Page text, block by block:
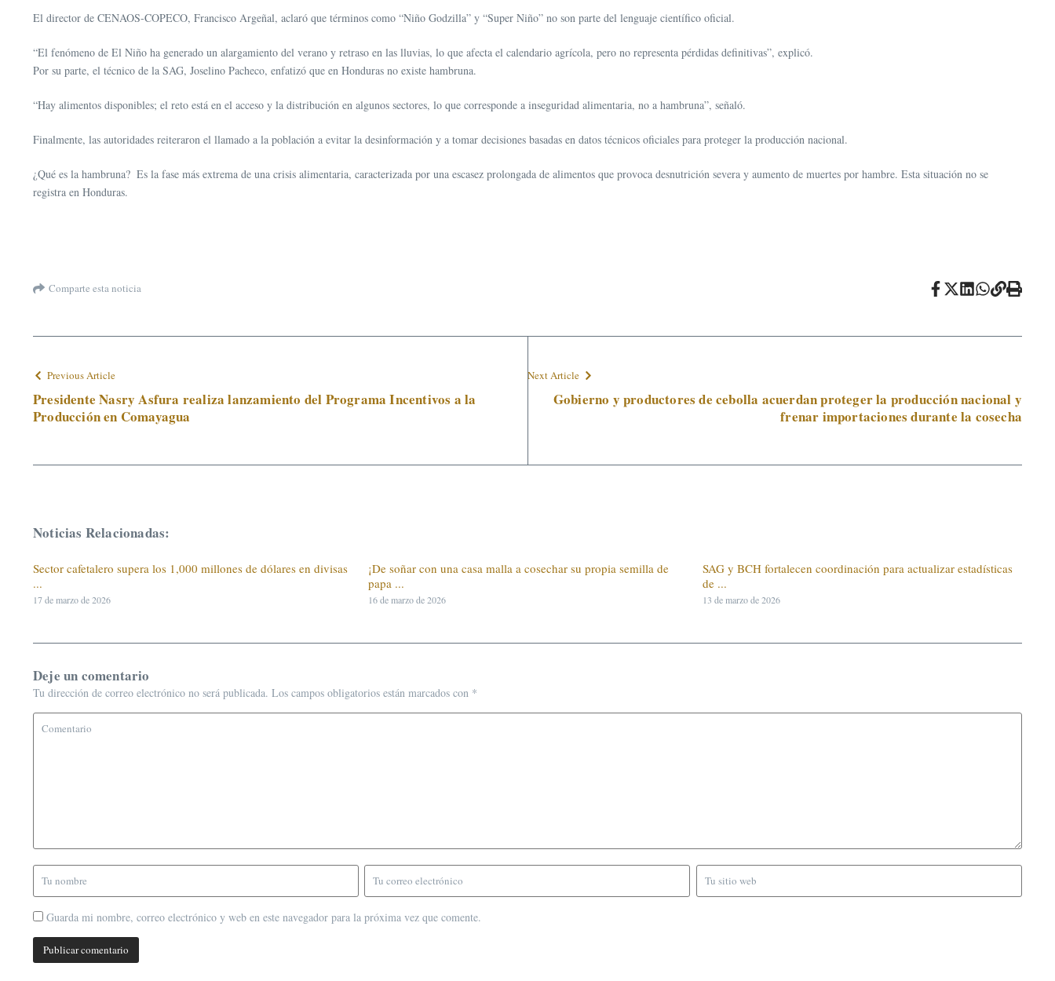
El director de CENAOS-COPECO, Francisco Argeñal, aclaró que términos como “Niño Godzilla” y “Super Niño” no son parte del lenguaje científico oficial.
“El fenómeno de El Niño ha generado un alargamiento del verano y retraso en las lluvias, lo que afecta el calendario agrícola, pero no representa pérdidas definitivas”, explicó.
Por su parte, el técnico de la SAG, Joselino Pacheco, enfatizó que en Honduras no existe hambruna.
“Hay alimentos disponibles; el reto está en el acceso y la distribución en algunos sectores, lo que corresponde a inseguridad alimentaria, no a hambruna”, señaló.
Finalmente, las autoridades reiteraron el llamado a la población a evitar la desinformación y a tomar decisiones basadas en datos técnicos oficiales para proteger la producción nacional.
¿Qué es la hambruna? Es la fase más extrema de una crisis alimentaria, caracterizada por una escasez prolongada de alimentos que provoca desnutrición severa y aumento de muertes por hambre. Esta situación no se
registra en Honduras.
Comparte esta noticia
Previous Article
Presidente Nasry Asfura realiza lanzamiento del Programa Incentivos a la
Producción en Comayagua
Next Article
Gobierno y productores de cebolla acuerdan proteger la producción nacional y
frenar importaciones durante la cosecha
Noticias Relacionadas:
Sector cafetalero supera los 1,000 millones de dólares en divisas
...
17 de marzo de 2026
¡De soñar con una casa malla a cosechar su propia semilla de
papa ...
16 de marzo de 2026
SAG y BCH fortalecen coordinación para actualizar estadísticas
de ...
13 de marzo de 2026
Deje un comentario
Tu dirección de correo electrónico no será publicada. Los campos obligatorios están marcados con *
Guarda mi nombre, correo electrónico y web en este navegador para la próxima vez que comente.